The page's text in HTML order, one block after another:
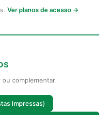
Ver planos de acesso →
ou complementar
Impressas)